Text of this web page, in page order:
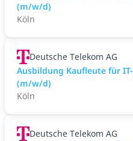
(m/w/d)
Köln
Deutsche Telekom AG
Ausbildung Kaufleute für
(m/w/d)
Köln
Deutsche Telekom AG